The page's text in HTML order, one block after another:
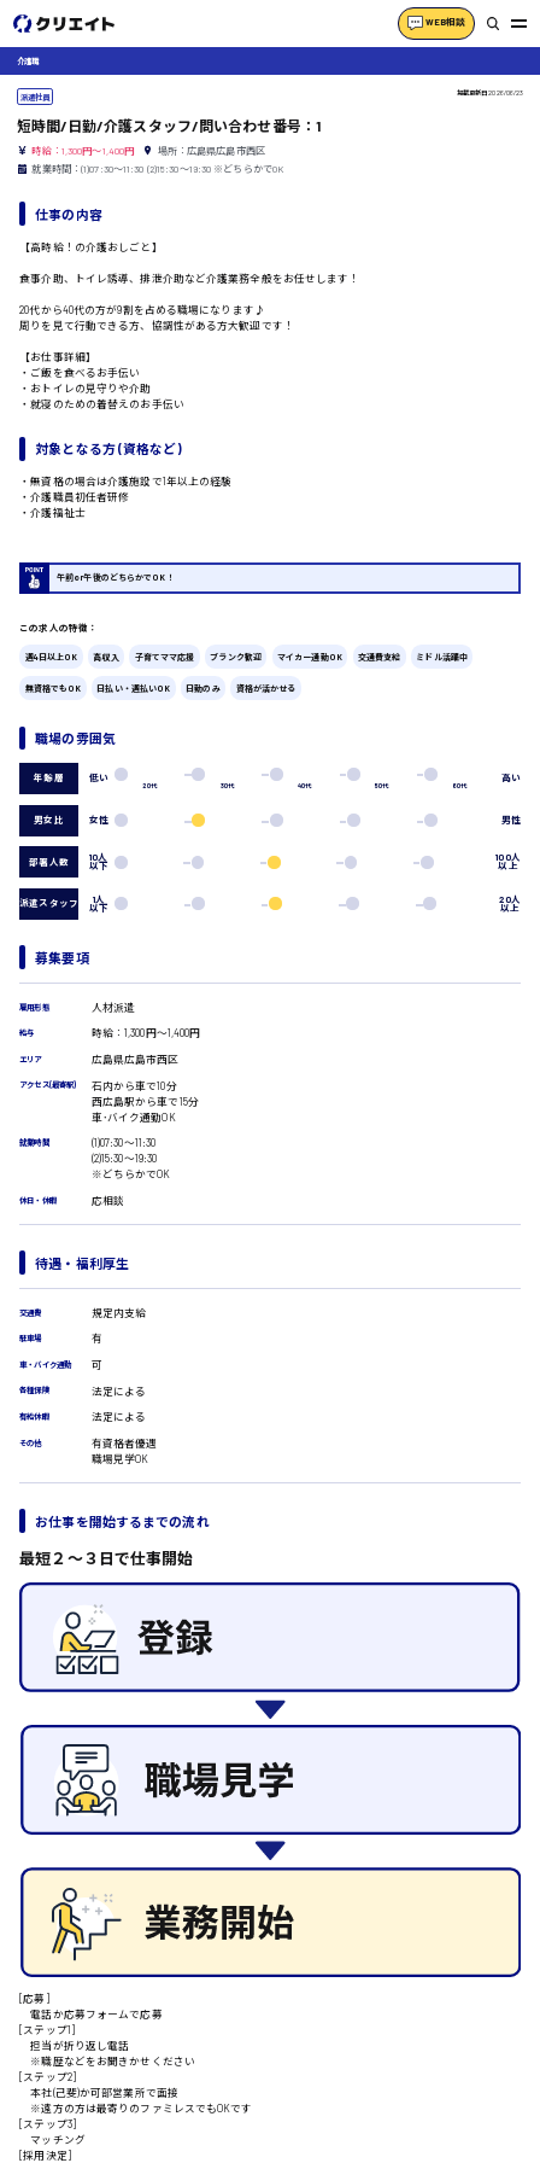
WEB相談
製造・軽作業・物流系
製造オペレーター
軽作業
介護・医療系
医師
看護助手
看護師
オフィスワーク系
貿易事務
コールセンターオペレーター
一般事務
経理事務
医療事務
翻訳、通訳
IT・クリエイティブ系
DTPオペレーター
CADオペレーター
接客
洗い場
営業
その他の専門職
施設管理・整備
自動車整備士
配送・ドライバー
広島市中区
広島市南区
広島市安佐南区
広島市安佐北区
広島市安芸区
廿日市市
呉市
東広島市
安芸太田町
安芸郡
山口県
時給1200円～
時給1300円～
時給制すべて
日給9000円～
日給10000円以上
介護職
派遣社員 掲載更新日2026/06/23
短時間/日勤/介護スタッフ/問い合わせ番号：1
時給：1,300円～1,400円
場所：広島県広島市西区
就業時間：(1)07:30〜11:30 (2)15:30〜19:30 ※どちらかでOK
仕事の内容
【高時給！の介護おしごと】
食事介助、トイレ誘導、排泄介助など介護業務全般をお任せします！
20代から40代の方が9割を占める職場になります♪
周りを見て行動できる方、協調性がある方大歓迎です！
【お仕事詳細】
・ご飯を食べるお手伝い
・おトイレの見守りや介助
・就寝のための着替えのお手伝い
対象となる方 (資格など)
・無資格の場合は介護施設で1年以上の経験
・介護職員初任者研修
・介護福祉士
午前or午後のどちらかでOK！
この求人の特徴：
週4日以上OK 高収入 子育てママ応援 ブランク歓迎 マイカー通勤OK 交通費支給 ミドル活躍中
無資格でもOK 日払い・週払いOK 日勤のみ 資格が活かせる
職場の雰囲気
年齢層 低い
20代 30代 40代 50代 60代
高い
男女比 女性 男性
部署人数 10人
以下
100人
以上
派遣スタッフ 1人
以下
20人
以上
募集要項
雇用形態 人材派遣
給与 時給：1,300円～1,400円
エリア 広島県広島市西区
アクセス(最寄駅)
石内から車で10分
西広島駅から車で15分
車･バイク通勤OK
就業時間
(1)07:30〜11:30
(2)15:30〜19:30
※どちらかでOK
休日・休暇 応相談
待遇・福利厚生
交通費 規定内支給
駐車場 有
車・バイク通勤 可
各種保険 法定による
有給休暇 法定による
その他
有資格者優遇
職場見学OK
お仕事を開始するまでの流れ
最短２〜３日で仕事開始
[応募]
電話か応募フォームで応募
[ステップ1]
担当が折り返し電話
※職歴などをお聞きかせください
[ステップ2]
本社(己斐)か可部営業所で面接
※遠方の方は最寄りのファミレスでもOKです
[ステップ3]
マッチング
[採用決定]